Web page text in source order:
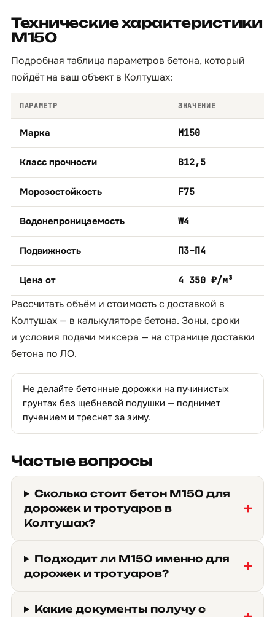
Технические характеристики
М150
Подробная таблица параметров бетона, который
пойдёт на ваш объект в Колтушах:
ПАРАМЕТР ЗНАЧЕНИЕ
Марка М150
Класс прочности B12,5
Морозостойкость F75
Водонепроницаемость W4
Подвижность П3–П4
Цена от 4 350 ₽/м³
Рассчитать объём и стоимость с доставкой в
Колтушах — в калькуляторе бетона. Зоны, сроки
и условия подачи миксера — на страницедоставки
бетона по ЛО.
Не делайте бетонные дорожки на пучинистых
грунтах без щебневой подушки — поднимет
пучением и треснет за зиму.
Частые вопросы
Сколько стоит бетон М150 для
дорожек и тротуаров в
Колтушах?
Подходит ли М150 именно для
дорожек и тротуаров?
Какие документы получу с